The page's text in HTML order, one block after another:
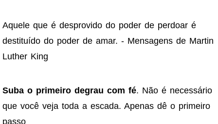
Aquele que é desprovido do poder de perdoar é
destituído do poder de amar. - Mensagens de Martin
Luther King
Suba o primeiro degrau com fé. Não é necessário
que você veja toda a escada. Apenas dê o primeiro
passo